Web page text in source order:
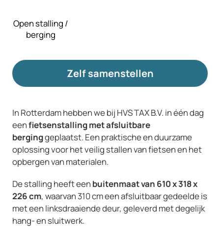
Open stalling /
berging
Zelf samenstellen
In Rotterdam hebben we bij HVS TAX B.V. in één dag
eenfietsenstalling met afsluitbare
berginggeplaatst. Een praktische en duurzame
oplossing voor het veilig stallen van fietsen en het
opbergen van materialen.
De stalling heeft een buitenmaat van 610 x 318 x
226 cm, waarvan 310 cm een afsluitbaar gedeelde is
met een linksdraaiende deur, geleverd met degelijk
hang- en sluitwerk.